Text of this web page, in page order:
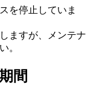
を停止していま
ますが、メンテナ
。
間